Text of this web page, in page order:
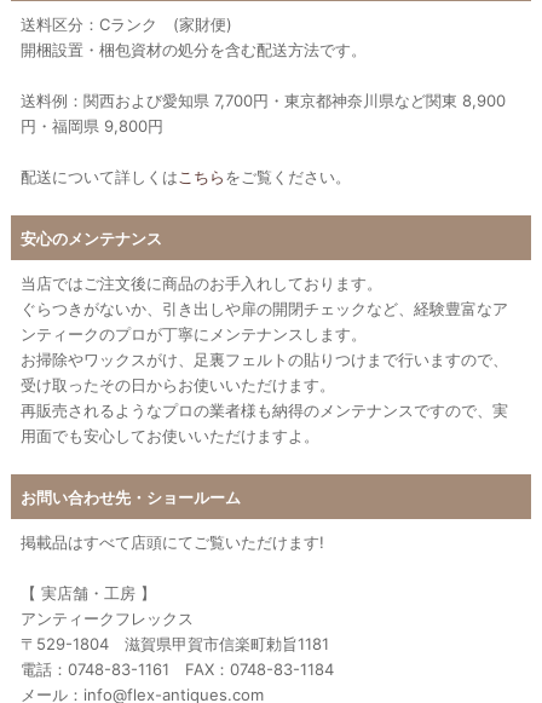
送料区分：Cランク (家財便)
開梱設置・梱包資材の処分を含む配送方法です。
送料例：関西および愛知県 7,700円・東京都神奈川県など関東 8,900
円・福岡県 9,800円
配送について詳しくは こちらをご覧ください。
安心のメンテナンス
当店ではご注文後に商品のお手入れしております。
ぐらつきがないか、引き出しや扉の開閉チェックなど、経験豊富なア
ンティークのプロが丁寧にメンテナンスします。
お掃除やワックスがけ、足裏フェルトの貼りつけまで行いますので、
受け取ったその日からお使いいただけます。
再販売されるようなプロの業者様も納得のメンテナンスですので、実
用面でも安心してお使いいただけますよ。
お問い合わせ先・ショールーム
掲載品はすべて店頭にてご覧いただけます!
【 実店舗・工房 】
アンティークフレックス
〒529-1804 滋賀県甲賀市信楽町勅旨1181
電話：0748-83-1161 FAX：0748-83-1184
メール：info@flex-antiques.com